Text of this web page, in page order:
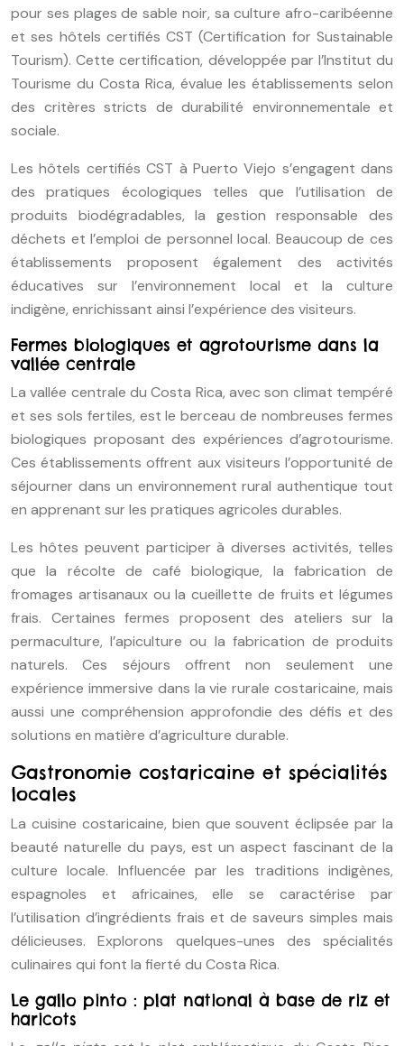
pour ses plages de sable noir, sa culture afro-caribéenne
et ses hôtels certifiés CST (Certification for Sustainable
Tourism). Cette certification, développée par l’Institut du
Tourisme du Costa Rica, évalue les établissements selon
des critères stricts de durabilité environnementale et
sociale.
Les hôtels certifiés CST à Puerto Viejo s’engagent dans
des pratiques écologiques telles que l’utilisation de
produits biodégradables, la gestion responsable des
déchets et l’emploi de personnel local. Beaucoup de ces
établissements proposent également des activités
éducatives sur l’environnement local et la culture
indigène, enrichissant ainsi l’expérience des visiteurs.
Fermes biologiques et agrotourisme dans la
vallée centrale
La vallée centrale du Costa Rica, avec son climat tempéré
et ses sols fertiles, est le berceau de nombreuses fermes
biologiques proposant des expériences d’agrotourisme.
Ces établissements offrent aux visiteurs l’opportunité de
séjourner dans un environnement rural authentique tout
en apprenant sur les pratiques agricoles durables.
Les hôtes peuvent participer à diverses activités, telles
que la récolte de café biologique, la fabrication de
fromages artisanaux ou la cueillette de fruits et légumes
frais. Certaines fermes proposent des ateliers sur la
permaculture, l’apiculture ou la fabrication de produits
naturels. Ces séjours offrent non seulement une
expérience immersive dans la vie rurale costaricaine, mais
aussi une compréhension approfondie des défis et des
solutions en matière d’agriculture durable.
Gastronomie costaricaine et spécialités
locales
La cuisine costaricaine, bien que souvent éclipsée par la
beauté naturelle du pays, est un aspect fascinant de la
culture locale. Influencée par les traditions indigènes,
espagnoles et africaines, elle se caractérise par
l’utilisation d’ingrédients frais et de saveurs simples mais
délicieuses. Explorons quelques-unes des spécialités
culinaires qui font la fierté du Costa Rica.
Le gallo pinto : plat national à base de riz et
haricots